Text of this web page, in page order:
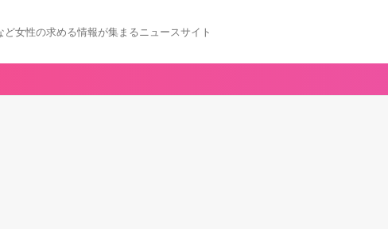
女性の求める情報が集まるニュースサイト